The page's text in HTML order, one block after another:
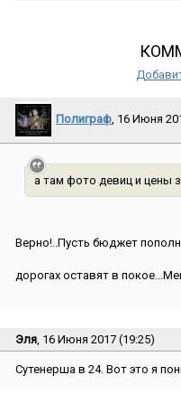
Полиграф, 16 Июня
а там фото девиц и цены
Верно!..Пусть бюджет
дорогах оставят в
Эля , 16 Июня 2017 (19:25)
Сутенерша в 24. Вот это я